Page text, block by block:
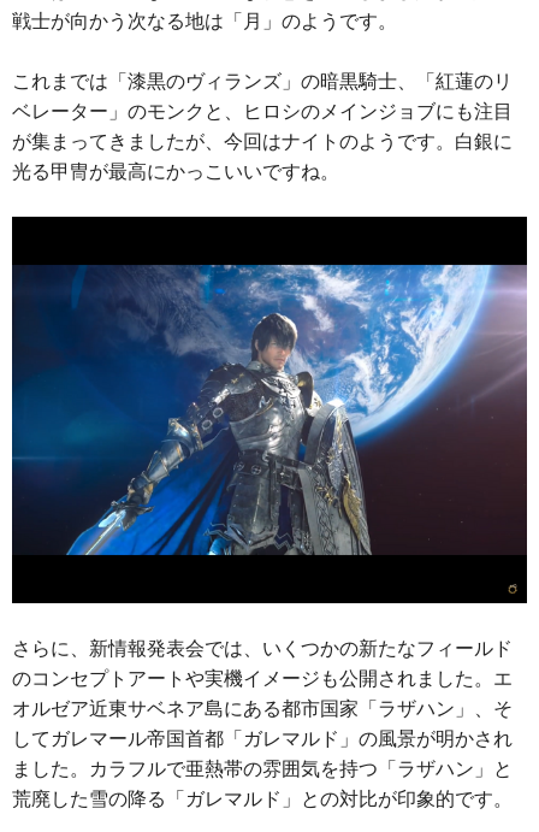
戦士が向かう次なる地は「月」のようです。
これまでは「漆黒のヴィランズ」の暗黒騎士、「紅蓮のリ
ベレーター」のモンクと、ヒロシのメインジョブにも注目
が集まってきましたが、今回はナイトのようです。白銀に
光る甲冑が最高にかっこいいですね。
さらに、新情報発表会では、いくつかの新たなフィールド
のコンセプトアートや実機イメージも公開されました。エ
オルゼア近東サベネア島にある都市国家「ラザハン」、そ
してガレマール帝国首都「ガレマルド」の風景が明かされ
ました。カラフルで亜熱帯の雰囲気を持つ「ラザハン」と
荒廃した雪の降る「ガレマルド」との対比が印象的です。